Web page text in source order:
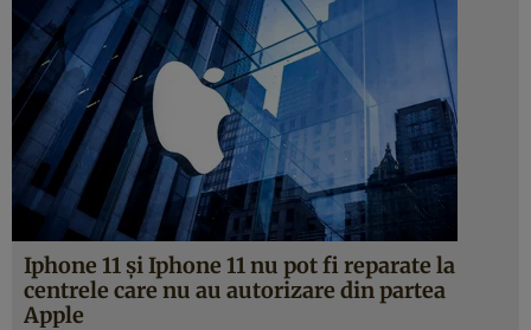
Iphone 11 şi Iphone 11 nu pot fi reparate la
centrele care nu au autorizare din partea
Apple